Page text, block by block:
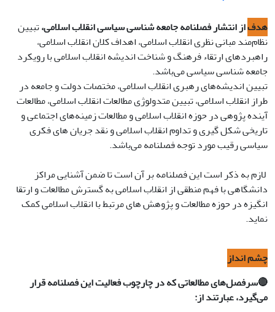
هدفاز انتشار فصلنامه جامعه شناسی سیاسی انقلاب اسلامی،تبیین
نظام‌مند مبانی نظری انقلاب اسلامی، اهداف کلان انقلاب اسلامی،
راهبردهای ارتقاء فرهنگ و شناخت اندیشه انقلاب اسلامی با رویکرد
جامعه شناسی سیاسی می‌باشد.
تبیین اندیشه‌های رهبری انقلاب اسلامی، مختصات دولت و جامعه در
طراز انقلاب اسلامی، تبیین متدولوژی مطالعات انقلاب اسلامی، مطالعات
آینده پژوهی در حوزه انقلاب اسلامی و مطالعات زمینه‌های اجتماعی و
تاریخی شکل گیری و تداوم انقلاب اسلامی و نقد جریان های فکری
سیاسی رقیب مورد توجه فصلنامه می‌باشد.
لازم به ذکر است این فصلنامه بر آن است تا ضمن آشنایی مراکز
دانشگاهی با فهم منطقی از انقلاب اسلامی به گسترش مطالعات و ارتقا
انگیزه در حوزه مطالعات و پژوهش های مرتبط با انقلاب اسلامی کمک
نماید.
چشم انداز
🔴سرفصل‌های مطالعاتی که در چارچوب فعالیت این فصلنامه قرار
می‌گیرد، عبارتند از: